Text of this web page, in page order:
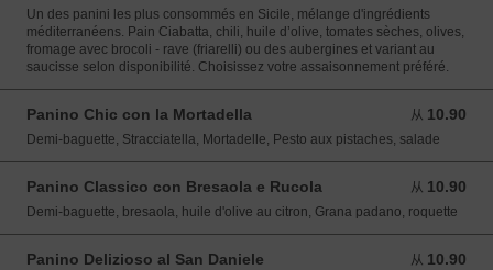
Un des panini les plus consommés en Sicile, mélange d'ingrédients
méditerranéens. Pain Ciabatta, chili, huile d’olive, tomates sèches, olives,
fromage avec brocoli - rave (friarelli) ou des aubergines et variant au
saucisse selon disponibilité. Choisissez votre assaisonnement préféré.
Panino Chic con la Mortadella 从 10.90
从 10.90 EUR
Demi-baguette, Stracciatella, Mortadelle, Pesto aux pistaches, salade
Panino Classico con Bresaola e Rucola 从 10.90
从 10.90 EUR
Demi-baguette, bresaola, huile d'olive au citron, Grana padano, roquette
Panino Delizioso al San Daniele 从 10.90
从 10.90 EUR